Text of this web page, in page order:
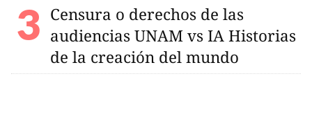
Censura o derechos de las
audiencias UNAM vs IA Historias
de la creación del mundo